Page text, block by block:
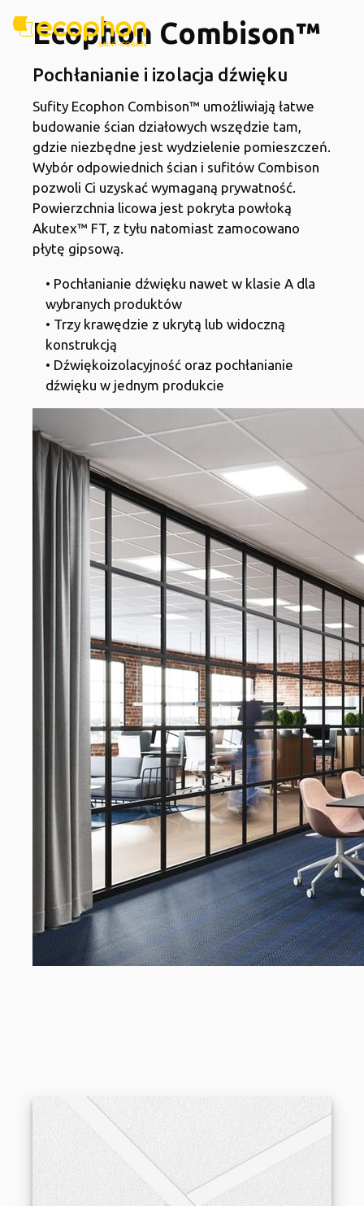
Ecophon Combison™
Pochłanianie i izolacja dźwięku
Sufity Ecophon Combison™ umożliwiają łatwe
budowanie ścian działowych wszędzie tam,
gdzie niezbędne jest wydzielenie pomieszczeń.
Wybór odpowiednich ścian i sufitów Combison
pozwoli Ci uzyskać wymaganą prywatność.
Powierzchnia licowa jest pokryta powłoką
Akutex™ FT, z tyłu natomiast zamocowano
płytę gipsową.
• Pochłanianie dźwięku nawet w klasie A dla
wybranych produktów
• Trzy krawędzie z ukrytą lub widoczną
konstrukcją
• Dźwiękoizolacyjność oraz pochłanianie
dźwięku w jednym produkcie